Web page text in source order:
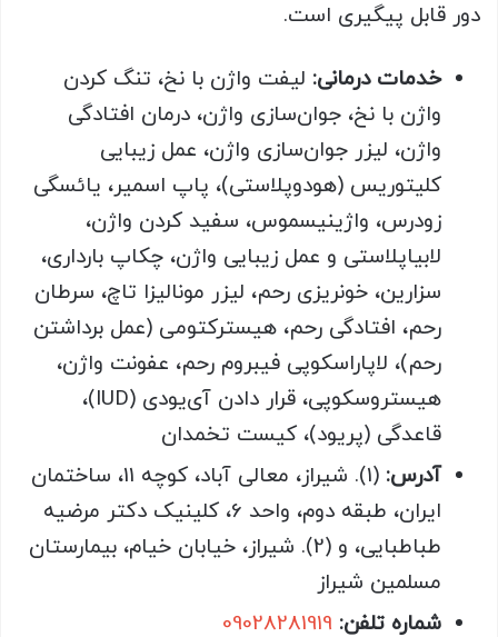
دور قابل پیگیری است.
خدمات درمانی: لیفت واژن با نخ، تنگ کردن
واژن با نخ، جوان‌سازی واژن، درمان افتادگی
واژن، لیزر جوان‌سازی واژن، عمل زیبایی
کلیتوریس (هودوپلاستی)، پاپ اسمیر، یائسگی
زودرس، واژینیسموس، سفید کردن واژن،
لابیاپلاستی و عمل زیبایی واژن، چکاپ بارداری،
سزارین، خونریزی رحم، لیزر مونالیزا تاچ، سرطان
رحم، افتادگی رحم، هیسترکتومی (عمل برداشتن
رحم)، لاپاراسکوپی فیبروم رحم، عفونت واژن،
هیستروسکوپی، قرار دادن آی‌یودی (IUD)،
قاعدگی (پریود)، کیست تخمدان
آدرس:
(1). شیراز، معالی آباد، کوچه 11، ساختمان
ایران، طبقه دوم، واحد 6، کلینیک دکتر مرضیه
طباطبایی، و (2). شیراز، خیابان خیام، بیمارستان
مسلمین شیراز
شماره تلفن: 09028281919